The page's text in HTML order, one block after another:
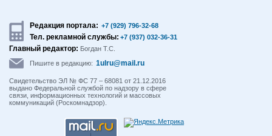
Редакция портала: +7 (929) 796-32-68
Тел. рекламной службы: +7 (937) 032-36-31
Главный редактор: Богдан Т.С.
Пишите в редакцию: 1ulru@mail.ru
Свидетельство ЭЛ № ФС 77 – 68081 от 21.12.2016
выдано Федеральной службой по надзору в сфере
связи, информационных технологий и массовых
коммуникаций (Роскомнадзор).